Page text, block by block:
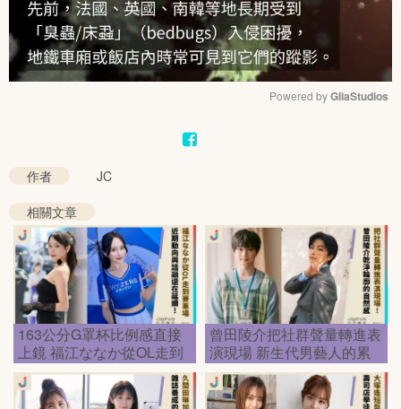
Powered by GliaStudios
作者
JC
相關文章
163公分G罩杯比例感直接
上鏡 福江ななか從OL走到
賽車現場
曾田陵介把社群聲量轉進表
演現場 新生代男藝人的累
積步調